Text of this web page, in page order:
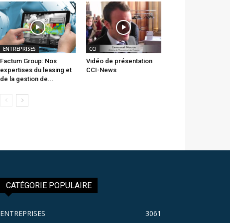
ENTREPRISES
Factum Group: Nos
expertises du leasing et
de la gestion de...
CCI
Vidéo de présentation
CCI-News
CATÉGORIE POPULAIRE
ENTREPRISES 3061